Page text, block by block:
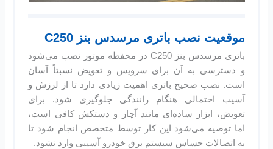
موقعیت نصب باتری مرسدس بنز C250
باتری مرسدس بنز C250 در محفظه موتور نصب می‌شود
و دسترسی به آن برای سرویس و تعویض نسبتاً آسان
است. نصب صحیح باتری اهمیت زیادی دارد تا از لرزش و
آسیب احتمالی هنگام رانندگی جلوگیری شود. برای
تعویض، ابزار ساده‌ای مانند آچار و دستکش کافی است،
اما توصیه می‌شود این کار توسط متخصص انجام شود تا
به اتصالات حساس سیستم برق خودرو آسیبی وارد نشود.